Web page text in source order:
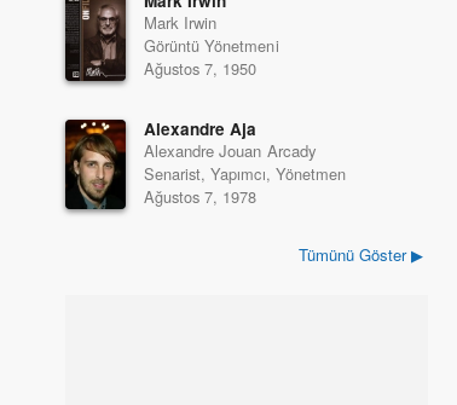
Mark Irwin
Görüntü Yönetmeni
Ağustos 7, 1950
Alexandre Aja
Alexandre Jouan Arcady
Senarist, Yapımcı, Yönetmen
Ağustos 7, 1978
Tümünü Göster ▶